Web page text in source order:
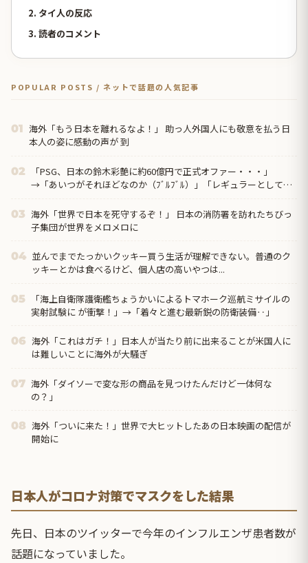
2. タイ人の反応
3. 読者のコメント
POPULAR POSTS / ネットで話題の人気記事
01 海外「もう日本を離れるなよ！」 助っ人外国人にも敬意を払う日
本人の姿に感動の声が 到
02
「PSG、日本の鈴木彩艶に約60億円で正式オファー・・・」
→「あいつがそれほどなのか（ﾌﾞﾙﾌﾞﾙ）」「レギュラーとして出
03 海外「世界で日本を死守するぞ！」 日本の消防署を訪れたちびっ
子集団が世界をメロメロに
04 並んでまでたっかいクッキー買う生活が理解できない。普通のク
ッキーとかは食べるけど、個人店の高いやつは...
05
「海上自衛隊護衛艦ちょうかいによるトマホーク巡航ミサイルの
実射試験に が衝撃！」→「着々と進む最新鋭の防衛装備‥」
06 海外「これはガチ！」日本人が当たり前に出来ることが米国人に
は難しいことに海外が大騒ぎ
07 海外「ダイソーで変な形の商品を見つけたんだけど一体何な
の？」
08 海外「ついに来た！」世界で大ヒットしたあの日本映画の配信が
開始に
日本人がコロナ対策でマスクをした結果
先日、日本のツイッターで今年のインフルエンザ患者数が
話題になっていました。